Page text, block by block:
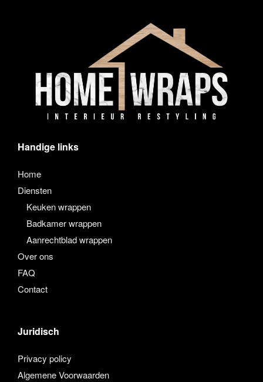
Handige links
Home
Diensten
Keuken wrappen
Badkamer wrappen
Aanrechtblad wrappen
Over ons
FAQ
Contact
Juridisch
Privacy policy
Algemene Voorwaarden